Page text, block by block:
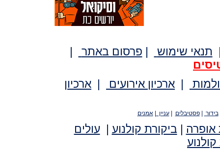
תנאי שימוש | פרסום באתר
|
| ארכיון אירועים | ארכיון
בידור |פסטיבלים |עניין |אמנים
אופרה | ביקורת קולנוע |עולים
קולנוע